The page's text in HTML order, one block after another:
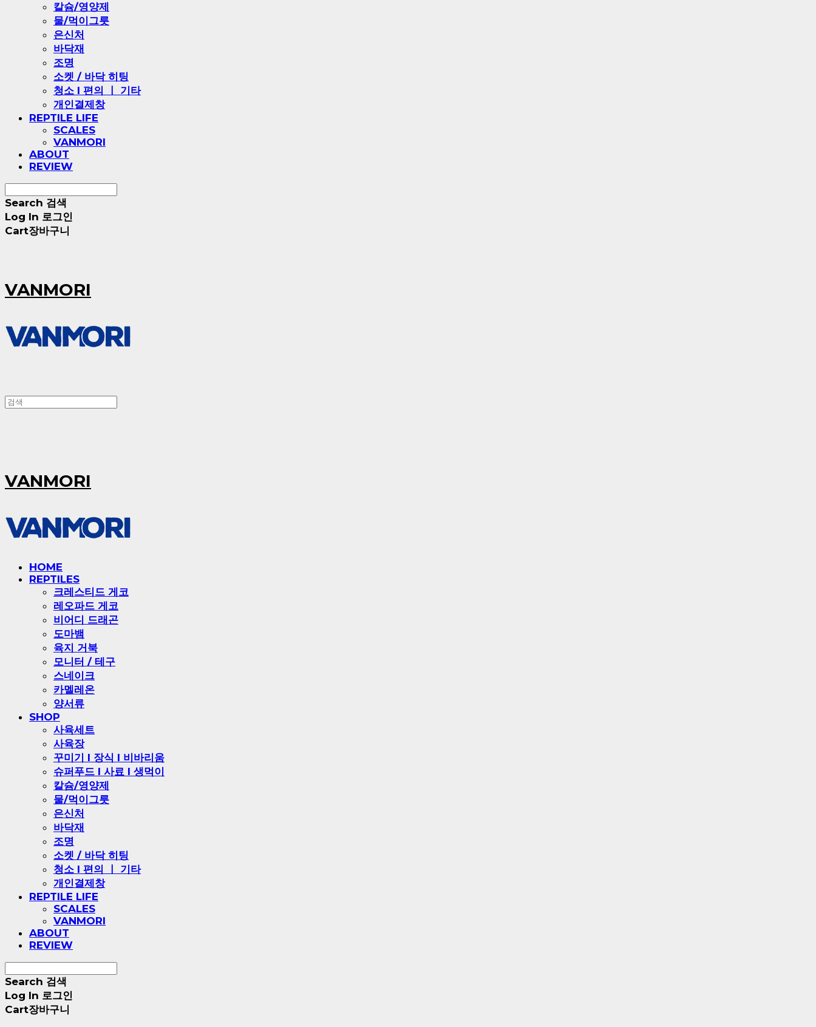
칼슘/영양제
물/먹이그릇
은신처
바닥재
조명
소켓 / 바닥 히팅
청소 l 편의 ㅣ 기타
개인결제창
REPTILE LIFE
SCALES
VANMORI
ABOUT
REVIEW
Search 검색
Log In 로그인
Cart장바구니
VANMORI
VANMORI
HOME
REPTILES
크레스티드 게코
레오파드 게코
비어디 드래곤
도마뱀
육지 거북
모니터 / 테구
스네이크
카멜레온
양서류
SHOP
사육세트
사육장
꾸미기 l 장식 l 비바리움
슈퍼푸드 l 사료 l 생먹이
칼슘/영양제
물/먹이그릇
은신처
바닥재
조명
소켓 / 바닥 히팅
청소 l 편의 ㅣ 기타
개인결제창
REPTILE LIFE
SCALES
VANMORI
ABOUT
REVIEW
Search 검색
Log In 로그인
Cart장바구니